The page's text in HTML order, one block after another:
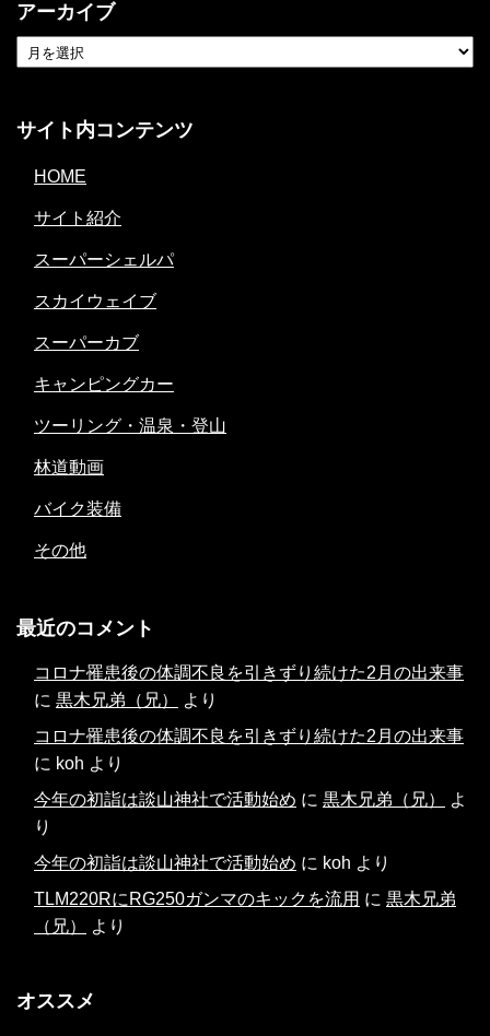
アーカイブ
サイト内コンテンツ
HOME
サイト紹介
スーパーシェルパ
スカイウェイブ
スーパーカブ
キャンピングカー
ツーリング・温泉・登山
林道動画
バイク装備
その他
最近のコメント
コロナ罹患後の体調不良を引きずり続けた2月の出来事
に 黒木兄弟（兄）
より
コロナ罹患後の体調不良を引きずり続けた2月の出来事
に koh より
今年の初詣は談山神社で活動始め に 黒木兄弟（兄）
よ
り
今年の初詣は談山神社で活動始め に koh より
TLM220RにRG250ガンマのキックを流用 に 黒木兄弟
（兄）
より
オススメ